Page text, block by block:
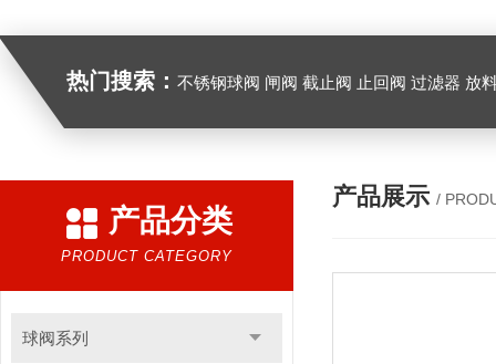
热门搜索： 不锈钢球阀 闸阀 截止阀 止回阀 过滤器 放
产品分类
PRODUCT CATEGORY
球阀系列
产品展示 /